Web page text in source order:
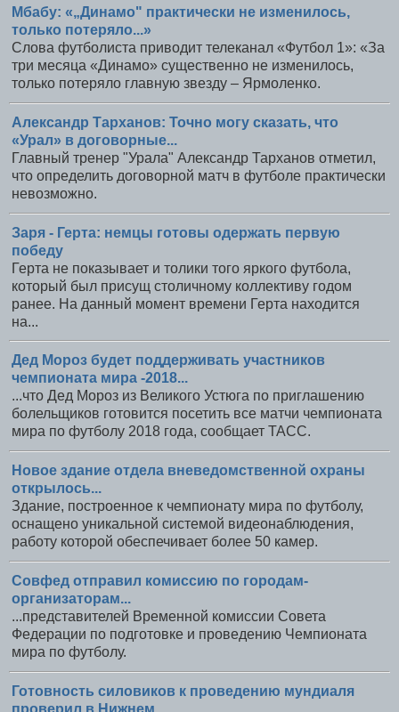
Мбабу: «„Динамо" практически не изменилось,
только потеряло...»
Слова футболиста приводит телеканал «Футбол 1»: «За
три месяца «Динамо» существенно не изменилось,
только потеряло главную звезду – Ярмоленко.
Александр Тарханов: Точно могу сказать, что
«Урал» в договорные...
Главный тренер "Урала" Александр Тарханов отметил,
что определить договорной матч в футболе практически
невозможно.
Заря - Герта: немцы готовы одержать первую
победу
Герта не показывает и толики того яркого футбола,
который был присущ столичному коллективу годом
ранее. На данный момент времени Герта находится
на...
Дед Мороз будет поддерживать участников
чемпионата мира -2018...
...что Дед Мороз из Великого Устюга по приглашению
болельщиков готовится посетить все матчи чемпионата
мира по футболу 2018 года, сообщает ТАСС.
Новое здание отдела вневедомственной охраны
открылось...
Здание, построенное к чемпионату мира по футболу,
оснащено уникальной системой видеонаблюдения,
работу которой обеспечивает более 50 камер.
Совфед отправил комиссию по городам-
организаторам...
...представителей Временной комиссии Совета
Федерации по подготовке и проведению Чемпионата
мира по футболу.
Готовность силовиков к проведению мундиаля
проверил в Нижнем...